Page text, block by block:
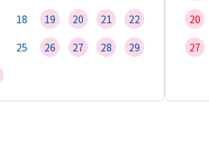
18 19 20 21
22
25 26 27 28
29
20
27